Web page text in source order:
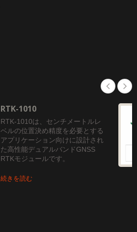
RTK-1010
RTK-1010は、センチメートルレ
ベルの位置決め精度を必要とする
アプリケーション向けに設計され
た高性能デュアルバンドGNSS
RTKモジュールです。
続きを読む